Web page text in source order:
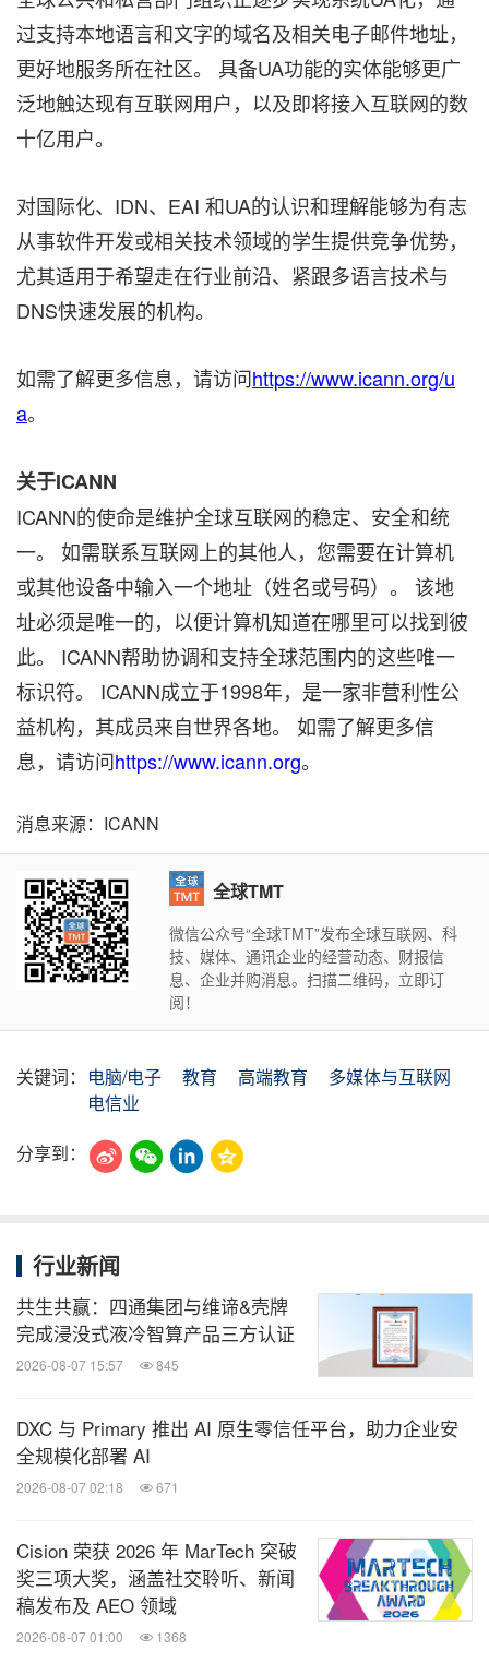
过支持本地语言和文字的域名及相关电子邮件地址，
更好地服务所在社区。 具备UA功能的实体能够更广
泛地触达现有互联网用户，以及即将接入互联网的数
十亿用户。
对国际化、IDN、EAI 和UA的认识和理解能够为有志
从事软件开发或相关技术领域的学生提供竞争优势，
尤其适用于希望走在行业前沿、紧跟多语言技术与
DNS快速发展的机构。
如需了解更多信息，请访问https://www.icann.org/u
a。
关于ICANN
ICANN的使命是维护全球互联网的稳定、安全和统
一。 如需联系互联网上的其他人，您需要在计算机
或其他设备中输入一个地址（姓名或号码）。 该地
址必须是唯一的，以便计算机知道在哪里可以找到彼
此。 ICANN帮助协调和支持全球范围内的这些唯一
标识符。 ICANN成立于1998年，是一家非营利性公
益机构，其成员来自世界各地。 如需了解更多信
息，请访问https://www.icann.org。
消息来源：ICANN
全球TMT
微信公众号“全球TMT”发布全球互联网、科
技、媒体、通讯企业的经营动态、财报信
息、企业并购消息。扫描二维码，立即订
阅！
关键词： 电脑/电子 教育 高端教育
多媒体与互联网
电信业
分享到：
行业新闻
共生共赢：四通集团与维谛&壳牌
完成浸没式液冷智算产品三方认证
2026-08-07 15:57 845
DXC 与 Primary 推出 AI 原生零信任平台，助力企业安
全规模化部署 AI
2026-08-07 02:18 671
Cision 荣获 2026 年 MarTech 突破
奖三项大奖，涵盖社交聆听、新闻
稿发布及 AEO 领域
2026-08-07 01:00 1368